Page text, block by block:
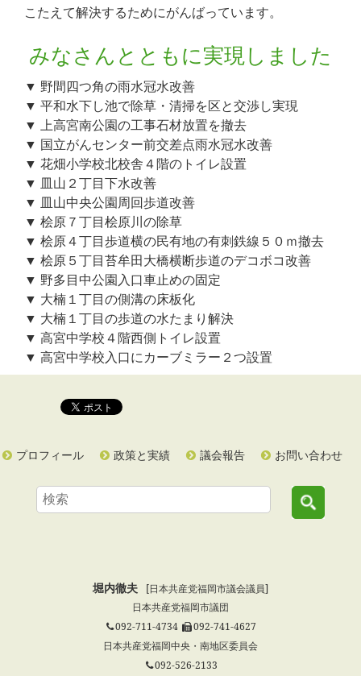
こたえて解決するためにがんばっています。
みなさんとともに実現しました
▼ 野間四つ角の雨水冠水改善
▼ 平和水下し池で除草・清掃を区と交渉し実現
▼ 上高宮南公園の工事石材放置を撤去
▼ 国立がんセンター前交差点雨水冠水改善
▼ 花畑小学校北校舎４階のトイレ設置
▼ 皿山２丁目下水改善
▼ 皿山中央公園周回歩道改善
▼ 桧原７丁目桧原川の除草
▼ 桧原４丁目歩道横の民有地の有刺鉄線５０ｍ撤去
▼ 桧原５丁目苔牟田大橋横断歩道のデコボコ改善
▼ 野多目中公園入口車止めの固定
▼ 大楠１丁目の側溝の床板化
▼ 大楠１丁目の歩道の水たまり解決
▼ 高宮中学校４階西側トイレ設置
▼ 高宮中学校入口にカーブミラー２つ設置
プロフィール 政策と実績 議会報告 お問い合わせ
堀内徹夫
[日本共産党福岡市議会議員]
日本共産党福岡市議団
092-711-4734
092-741-4627
日本共産党福岡中央・南地区委員会
092-526-2133